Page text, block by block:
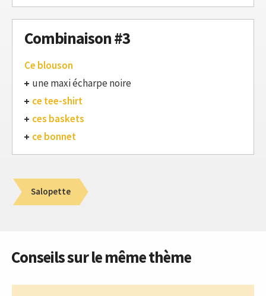
Combinaison #3
Ce blouson
une maxi écharpe noire
ce tee-shirt
ces baskets
ce bonnet
Salopette
Conseils sur le même thème